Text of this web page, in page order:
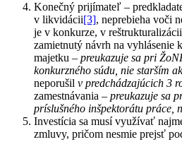
Konečný prijímateľ –
v likvidácii[3], neprebieha voči
je v konkurze, v
zamietnutý návrh na vyhlásenie
majetku – preukazuje sa pri
konkurzného súdu, nie starším
neporušil v predchádzajúcich 3
zamestnávania – preukazuje sa
príslušného inšpektorátu práce,
Investícia sa musí využívať
zmluvy, pričom nesmie prejsť